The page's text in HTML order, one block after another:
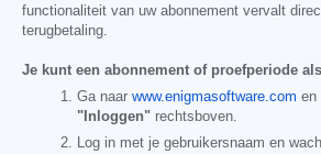
functionaliteit van uw abonnement vervalt
terugbetaling.
Je kunt een abonnement of proefperiode
Ga naar www.enigmasoftware.com en
"Inloggen" rechtsboven.
Log in met je gebruikersnaam en